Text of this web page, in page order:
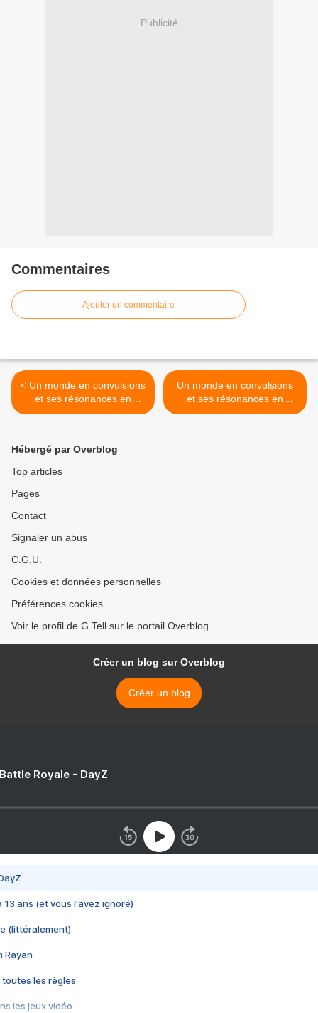
Publicité
Commentaires
Ajouter un commentaire
< Un monde en convulsions
et ses résonances en
Suisse [2]
Un monde en convulsions
et ses résonances en
Suisse [4] >
Hébergé par Overblog
Top articles
Pages
Contact
Signaler un abus
C.G.U.
Cookies et données personnelles
Préférences cookies
Voir le profil de G.Tell sur le portail Overblog
Créer un blog sur Overblog
Créer un blog
Royale - DayZ
13 ans (et vous l'avez ignoré)
(littéralement)
Rayan
toutes les règles
les jeux vidéo